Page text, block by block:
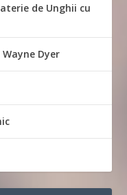
de Unghii cu
Dyer